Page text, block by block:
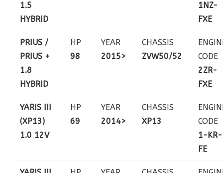
1.5
HYBRID
1NZ-
FXE
PRIUS /
PRIUS +
1.8
HYBRID
HP
98
YEAR
2015>
CHASSIS
ZVW50/52
CODE
2ZR-
FXE
YARIS III
(XP13)
1.0 12V
HP
69
YEAR
2014>
CHASSIS
XP13
CODE
1-KR-
FE